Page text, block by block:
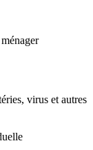
virus et autres